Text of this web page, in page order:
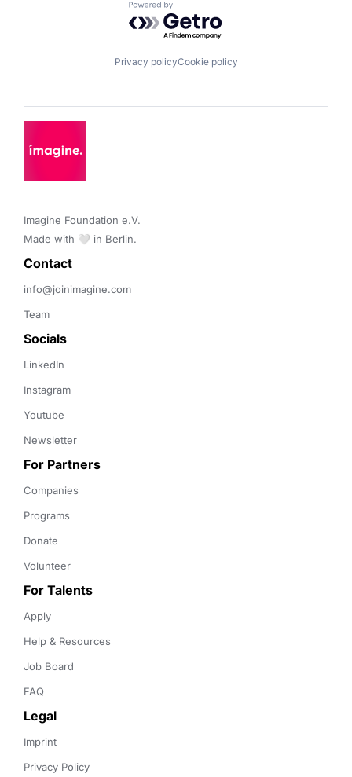
Powered by Getro.com
Privacy policyCookie policy
Imagine Foundation e.V.
Made with 🤍 in Berlin.
Contact
info@joinimagine.com
Team
Socials
LinkedIn
Instagram
Youtube
Newsletter
For Partners
Companies
Programs
Donate
Volunteer
For Talents
Apply
Help & Resources
Job Board
FAQ
Legal
Imprint
Privacy Policy